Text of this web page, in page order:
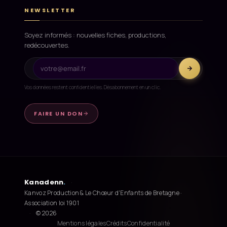
NEWSLETTER
Soyez informés : nouvelles fiches, productions,
redécouvertes.
Vos données restent confidentielles. Désabonnement en un clic.
FAIRE UN DON
Kanadenn.
·
Kanvoz Production & Le Chœur d'Enfants de Bretagne ·
Association loi 1901
·
© 2026
Mentions légalesCréditsConfidentialité